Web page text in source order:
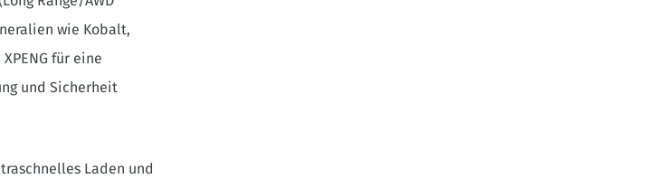
wie Kobalt,
für eine
und Sicherheit
Laden und